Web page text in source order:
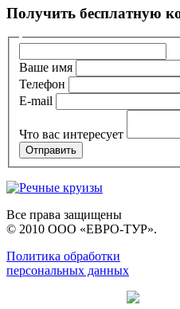
Получить бесплатную
Ваше имя
Телефон
E-mail
Что вас интересует
Все права защищены
© 2010 ООО «ЕВРО-ТУР».
Политика обработки
персональных данных